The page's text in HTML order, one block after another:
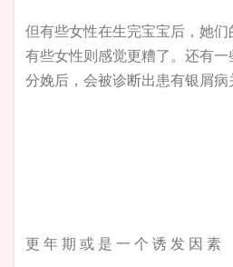
但有些女性在生完宝宝后，她
有些女性则感觉更糟了。还有
分娩后，会被诊断出患有银屑病
更 年 期 或 是 一 个 诱 发 因 素